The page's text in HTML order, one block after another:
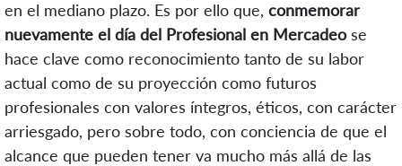
en el mediano plazo. Es por ello que, conmemorar
nuevamente el día del Profesional en Mercadeose
hace clave como reconocimiento tanto de su labor
actual como de su proyección como futuros
profesionales con valores íntegros, éticos, con carácter
arriesgado, pero sobre todo, con conciencia de que el
alcance que pueden tener va mucho más allá de las